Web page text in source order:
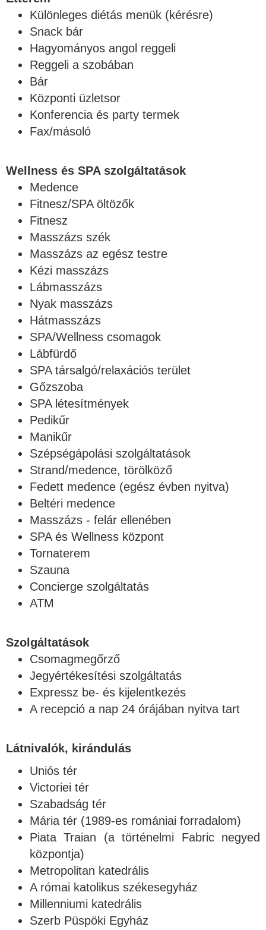
Különleges diétás menük (kérésre)
Snack bár
Hagyományos angol reggeli
Reggeli a szobában
Bár
Központi üzletsor
Konferencia és party termek
Fax/másoló
Wellness és SPA szolgáltatások
Medence
Fitnesz/SPA öltözők
Fitnesz
Masszázs szék
Masszázs az egész testre
Kézi masszázs
Lábmasszázs
Nyak masszázs
Hátmasszázs
SPA/Wellness csomagok
Lábfürdő
SPA társalgó/relaxációs terület
Gőzszoba
SPA létesítmények
Pedikűr
Manikűr
Szépségápolási szolgáltatások
Strand/medence, törölköző
Fedett medence (egész évben nyitva)
Beltéri medence
Masszázs - felár ellenében
SPA és Wellness központ
Tornaterem
Szauna
Concierge szolgáltatás
ATM
Szolgáltatások
Csomagmegőrző
Jegyértékesítési szolgáltatás
Expressz be- és kijelentkezés
A recepció a nap 24 órájában nyitva tart
Látnivalók, kirándulás
Uniós tér
Victoriei tér
Szabadság tér
Mária tér (1989-es romániai forradalom)
Piata Traian (a történelmi Fabric negyed
központja)
Metropolitan katedrális
A római katolikus székesegyház
Millenniumi katedrális
Szerb Püspöki Egyház